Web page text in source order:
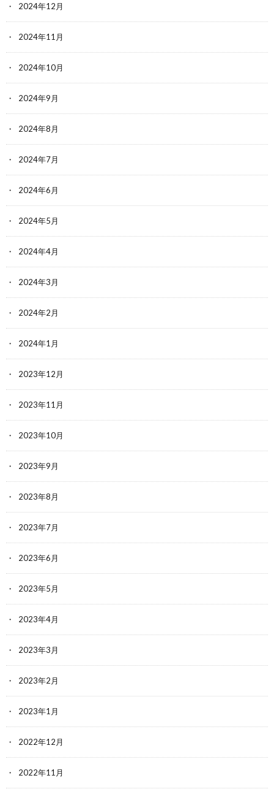
2024年12月
2024年11月
2024年10月
2024年9月
2024年8月
2024年7月
2024年6月
2024年5月
2024年4月
2024年3月
2024年2月
2024年1月
2023年12月
2023年11月
2023年10月
2023年9月
2023年8月
2023年7月
2023年6月
2023年5月
2023年4月
2023年3月
2023年2月
2023年1月
2022年12月
2022年11月